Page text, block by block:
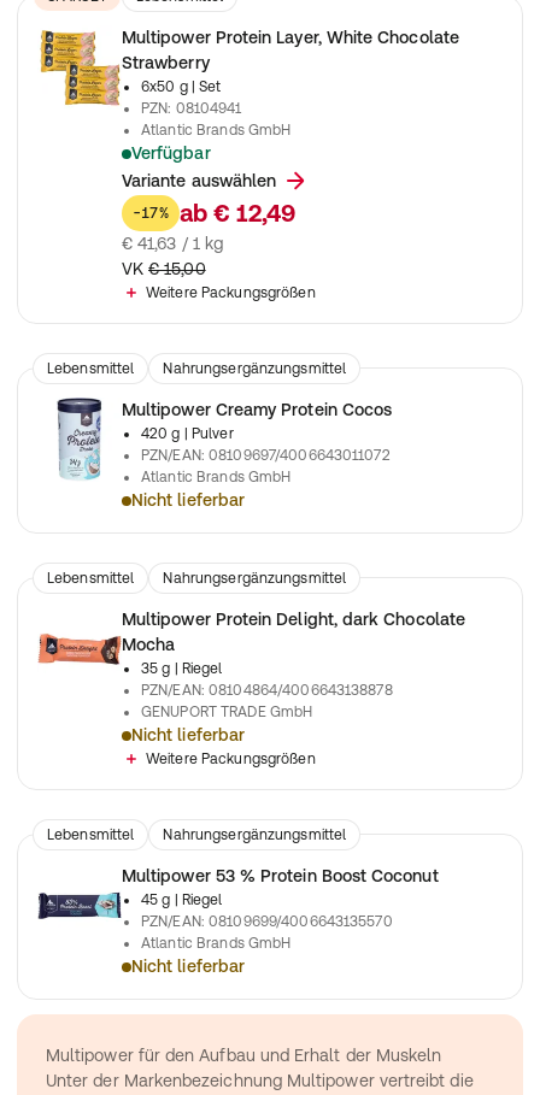
Nahrungsergänzungsmittel
Multipower Protein Layer, White Chocolate
Strawberry
6x50 g
| Set
PZN: 08104941
Atlantic Brands GmbH
Verfügbar
Ein kraftvoller Protein-Snack mit 3 leckeren Schichten
Variante auswählen
-17% ab € 12,49
€ 41,63 / 1 kg
VK € 15,00
Weitere Packungsgrößen
Lebensmittel Nahrungsergänzungsmittel
Multipower Creamy Protein Cocos
420 g
| Pulver
PZN/EAN:08109697/4006643011072
Atlantic Brands GmbH
Nicht lieferbar
Lebensmittel Nahrungsergänzungsmittel
Multipower Protein Delight, dark Chocolate
Mocha
35 g
| Riegel
PZN/EAN:08104864/4006643138878
GENUPORT TRADE GmbH
Nicht lieferbar
Leckerer Proteinsnack mit weichem Kern und echten Nuss-
Weitere Packungsgrößen
Lebensmittel Nahrungsergänzungsmittel
Multipower 53 % Protein Boost Coconut
45 g
| Riegel
PZN/EAN:08109699/4006643135570
Atlantic Brands GmbH
Nicht lieferbar
Multipower für den Aufbau und Erhalt der Muskeln
Unter der Markenbezeichnung Multipower vertreibt die